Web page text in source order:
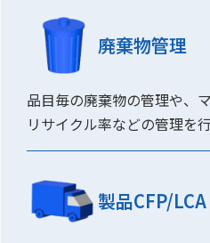
廃棄物管理
品目毎の廃棄物の管理や、
リサイクル率などの管理を行
製品CFP/LCA